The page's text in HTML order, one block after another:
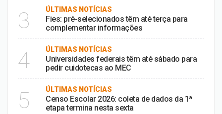
3 ÚLTIMAS NOTÍCIAS
Fies: pré-selecionados têm até terça para
complementar informações
4 ÚLTIMAS NOTÍCIAS
Universidades federais têm até sábado para
pedir cuidotecas ao MEC
5 ÚLTIMAS NOTÍCIAS
Censo Escolar 2026: coleta de dados da 1ª
etapa termina nesta sexta